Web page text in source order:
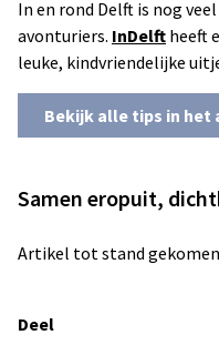
In en rond Delft is nog
avonturiers. InDelft heeft
leuke, kindvriendelijke
Bekijk alle tips in het
Samen eropuit,
Artikel tot stand
Deel